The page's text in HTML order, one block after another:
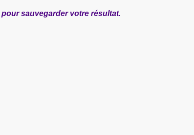
pour sauvegarder votre résultat.